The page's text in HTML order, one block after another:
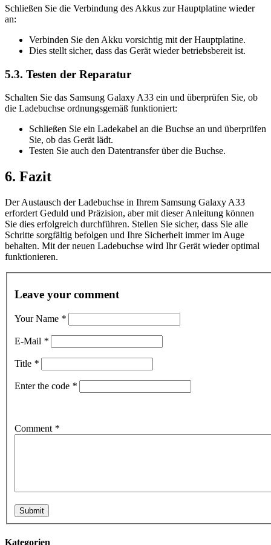
Schließen Sie die Verbindung des Akkus zur Hauptplatine wieder
an:
Verbinden Sie den Akku vorsichtig mit der Hauptplatine.
Dies stellt sicher, dass das Gerät wieder betriebsbereit ist.
5.3. Testen der Reparatur
Schalten Sie das Samsung Galaxy A33 ein und überprüfen Sie, ob
die Ladebuchse ordnungsgemäß funktioniert:
Schließen Sie ein Ladekabel an die Buchse an und überprüfen
Sie, ob das Gerät lädt.
Testen Sie auch den Datentransfer über die Buchse.
6. Fazit
Der Austausch der Ladebuchse in Ihrem Samsung Galaxy A33
erfordert Geduld und Präzision, aber mit dieser Anleitung können
Sie dies erfolgreich durchführen. Stellen Sie sicher, dass Sie alle
Schritte sorgfältig befolgen und Ihre Sicherheit immer im Auge
behalten. Mit der neuen Ladebuchse wird Ihr Gerät wieder optimal
funktionieren.
Leave your comment
Your Name *
E-Mail *
Title *
Enter the code *
Comment *
Submit
Kategorien